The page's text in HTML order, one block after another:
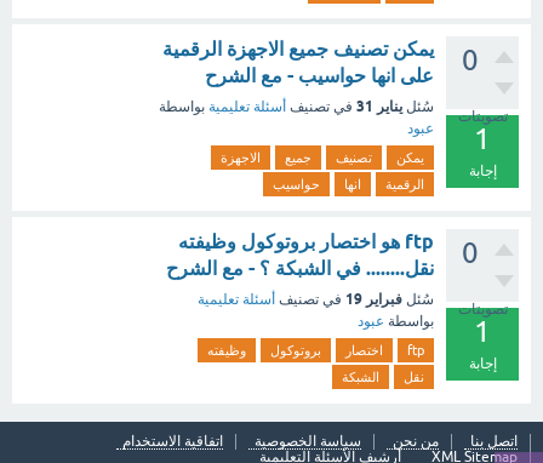
0
تصويتات
1
إجابة
يمكن تصنيف جميع الاجهزة الرقمية
على انها حواسيب - مع الشرح
سُئل يناير 31 في تصنيف أسئلة تعليمية بواسطة
عبود
يمكن تصنيف جميع
الاجهزة
الرقمية
انها حواسيب
0
تصويتات
1
إجابة
ftp هو اختصار بروتوكول وظيفته
نقل........ في الشبكة ؟ - مع الشرح
سُئل فبراير 19 في تصنيف أسئلة تعليمية
بواسطة عبود
ftp اختصار بروتوكول
وظيفته
نقل
الشبكة
اتصل بنا من نحن سياسة الخصوصية
اتفاقية الاستخدام
XML Sitemap
أرشيف الأسئلة التعليمية